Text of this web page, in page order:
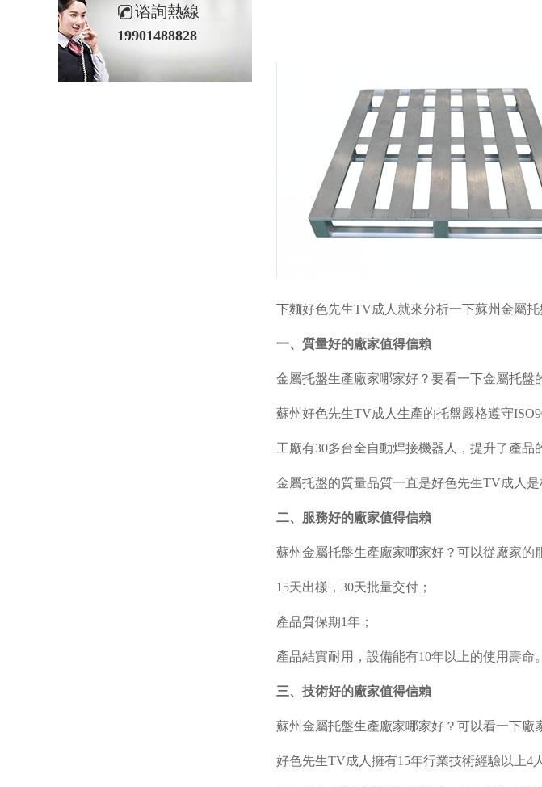
下麵好色先生TV成人就來分析一下蘇州金屬托
一、質量好的廠家值得信賴
金屬托盤生產廠家哪家好？要看一下金屬托盤
蘇州好色先生TV成人生產的托盤嚴格遵守
工廠有30多台全自動焊接機器人，提升了產品
金屬托盤的質量品質一直是好色先生TV成人
二、服務好的廠家值得信賴
蘇州金屬托盤生產廠家哪家好？可以從廠家的
15天出樣， 30天批量交付；
產品質保期1年；
產品結實耐用，設備能有10年以上的使用壽命。
三、技術好的廠家值得信賴
蘇州金屬托盤生產廠家哪家好？可以看一下廠
好色先生TV成人擁有15年行業技術經驗以上4
谘詢熱線
19901488828